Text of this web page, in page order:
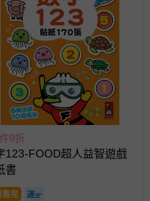
訊、購物流程、付款方
商品運送方式等有疑
遇缺貨即會通知媽咪並協
，導致無法安排出貨，
宜，並將提供適當補
9折
123-FOOD超人益智遊戲
書
售完